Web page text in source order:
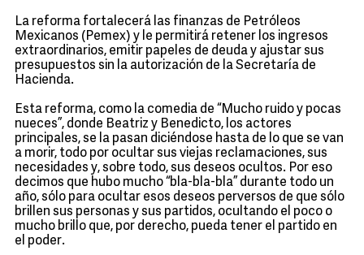
La reforma fortalecerá las finanzas de Petróleos
Mexicanos (Pemex) y le permitirá retener los ingresos
extraordinarios, emitir papeles de deuda y ajustar sus
presupuestos sin la autorización de la Secretaría de
Hacienda.
Esta reforma, como la comedia de “Mucho ruido y pocas
nueces”, donde Beatriz y Benedicto, los actores
principales, se la pasan diciéndose hasta de lo que se van
a morir, todo por ocultar sus viejas reclamaciones, sus
necesidades y, sobre todo, sus deseos ocultos. Por eso
decimos que hubo mucho “bla-bla-bla” durante todo un
año, sólo para ocultar esos deseos perversos de que sólo
brillen sus personas y sus partidos, ocultando el poco o
mucho brillo que, por derecho, pueda tener el partido en
el poder.